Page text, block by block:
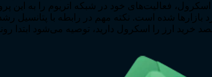
خرید ارز را اسکرول دارید، توصیه می‌شود ابتدا